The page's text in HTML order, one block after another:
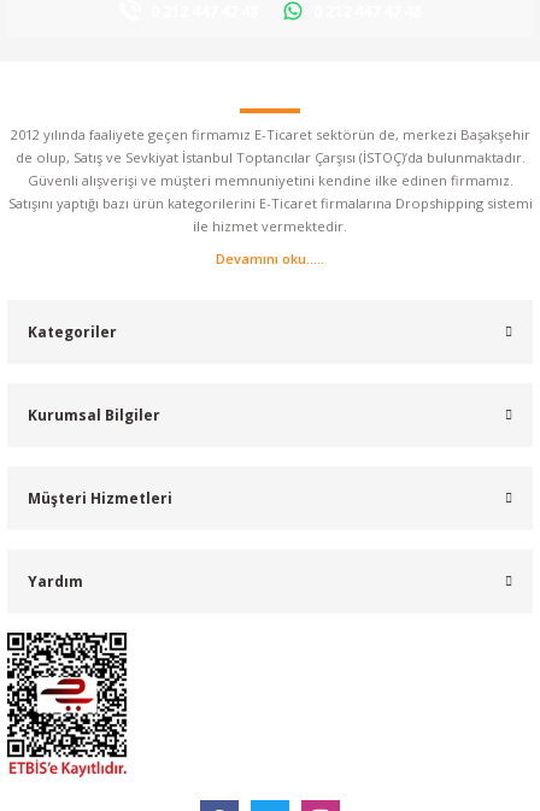
2012 yılında faaliyete geçen firmamız E-Ticaret sektörün de, merkezi Başakşehir
de olup, Satış ve Sevkiyat İstanbul Toptancılar Çarşısı (İSTOÇ)’da bulunmaktadır.
Güvenli alışverişi ve müşteri memnuniyetini kendine ilke edinen firmamız.
Satışını yaptığı bazı ürün kategorilerini E-Ticaret firmalarına Dropshipping sistemi
ile hizmet vermektedir.
Devamını oku.....
Kategoriler
Kurumsal Bilgiler
Müşteri Hizmetleri
Yardım